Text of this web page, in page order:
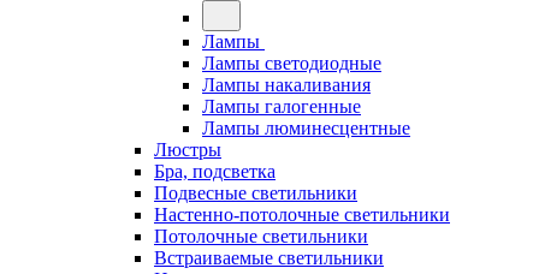
Лампы
Лампы светодиодные
Лампы накаливания
Лампы галогенные
Лампы люминесцентные
Люстры
Бра, подсветка
Подвесные светильники
Настенно-потолочные светильники
Потолочные светильники
Встраиваемые светильники